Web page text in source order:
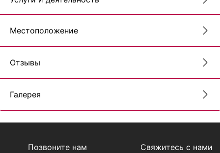
Местоположение
Отзывы
Галерея
Позвоните нам Свяжитесь с нами